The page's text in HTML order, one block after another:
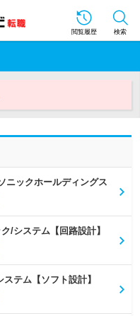
閲覧履歴 検索
ニックホールディングス
/システム【回路設計】
テム【ソフト設計】